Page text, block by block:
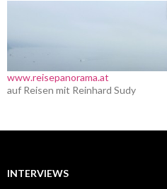
www.reisepanorama.at
auf Reisen mit Reinhard Sudy
INTERVIEWS